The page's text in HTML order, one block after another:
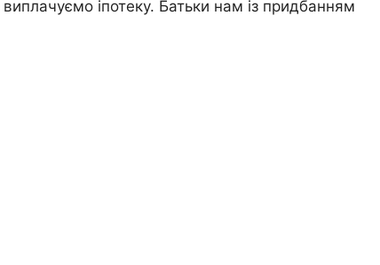
іпотеку. Батьки нам із придбанням